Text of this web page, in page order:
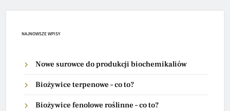
NAJNOWSZE WPISY
Nowe surowce do produkcji biochemikaliów
Biożywice terpenowe – co to?
Biożywice fenolowe roślinne – co to?